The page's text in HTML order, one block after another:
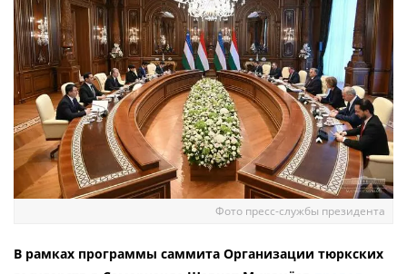
Фото пресс-службы президента
В рамках программы саммита Организации тюркских